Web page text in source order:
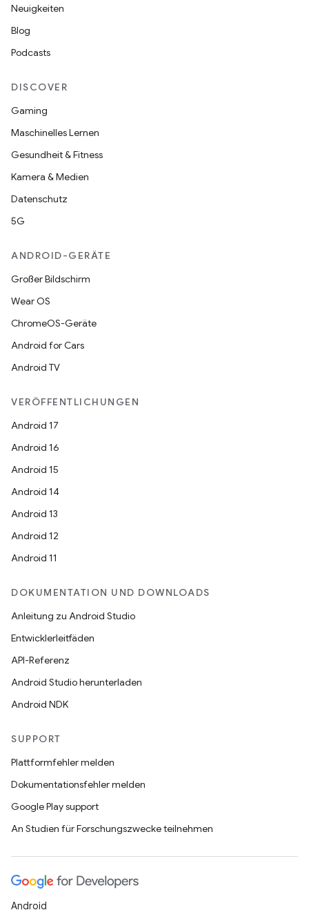
Neuigkeiten
Blog
Podcasts
DISCOVER
Gaming
Maschinelles Lernen
Gesundheit & Fitness
Kamera & Medien
Datenschutz
5G
ANDROID-GERÄTE
Großer Bildschirm
Wear OS
ChromeOS-Geräte
Android for Cars
Android TV
VERÖFFENTLICHUNGEN
Android 17
Android 16
Android 15
Android 14
Android 13
Android 12
Android 11
DOKUMENTATION UND DOWNLOADS
Anleitung zu Android Studio
Entwicklerleitfäden
API-Referenz
Android Studio herunterladen
Android NDK
SUPPORT
Plattformfehler melden
Dokumentationsfehler melden
Google Play support
An Studien für Forschungszwecke teilnehmen
Android